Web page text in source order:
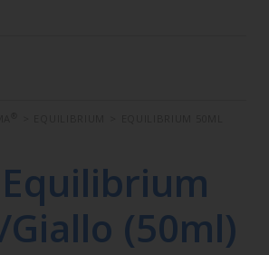
(50ml)